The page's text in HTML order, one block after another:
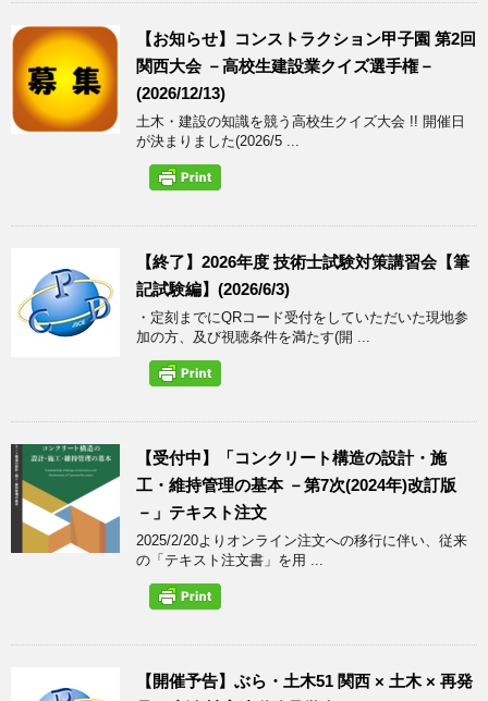
【お知らせ】コンストラクション甲子園 第2回
関西大会 －高校生建設業クイズ選手権－
(2026/12/13)
土木・建設の知識を競う高校生クイズ大会 !! 開催日
が決まりました(2026/5 ...
【終了】2026年度 技術士試験対策講習会【筆
記試験編】(2026/6/3)
・定刻までにQRコード受付をしていただいた現地参
加の方、及び視聴条件を満たす(開 ...
【受付中】「コンクリート構造の設計・施
工・維持管理の基本 －第7次(2024年)改訂版
－」テキスト注文
2025/2/20よりオンライン注文への移行に伴い、従来
の「テキスト注文書」を用 ...
【開催予告】ぶら・土木51 関西 × 土木 × 再発